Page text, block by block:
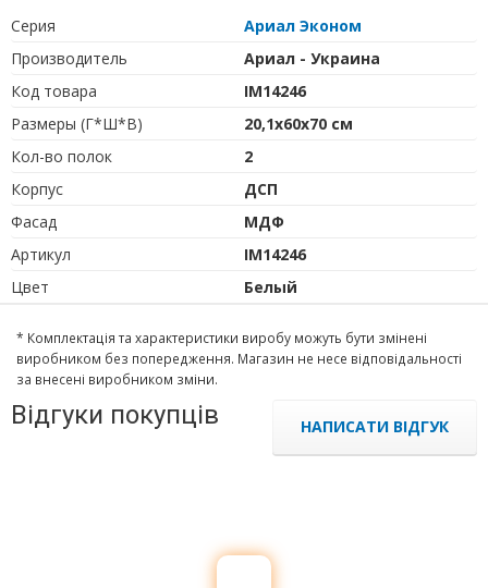
Серия
Ариал Эконом
Производитель
Ариал - Украина
Код товара
IM14246
Размеры (Г*Ш*В)
20,1х60х70 см
Кол-во полок
2
Корпус
ДСП
Фасад
МДФ
Артикул
IM14246
Цвет
Белый
* Комплектація та характеристики виробу можуть бути змінені
виробником без попередження. Магазин не несе відповідальності
за внесені виробником зміни.
Відгуки покупців НАПИСАТИ ВІДГУК